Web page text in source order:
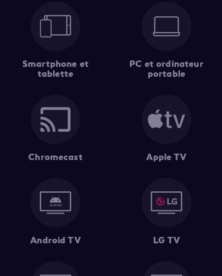
Smartphone et
tablette
PC et ordinateur
portable
Chromecast Apple TV
Android TV LG TV